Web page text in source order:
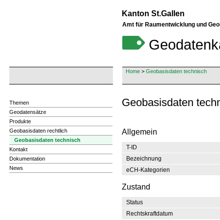
Kanton St.Gallen
Amt für Raumentwicklung und
Home > Geobasisdaten technisch
Themen
Geodatensätze
Produkte
Geobasisdaten rechtlich
Geobasisdaten technisch
Kontakt
Dokumentation
News
Geobasisdaten
Allgemein
T-ID
Bezeichnung
eCH-Kategorien
Zustand
Status
Rechtskraftdatum